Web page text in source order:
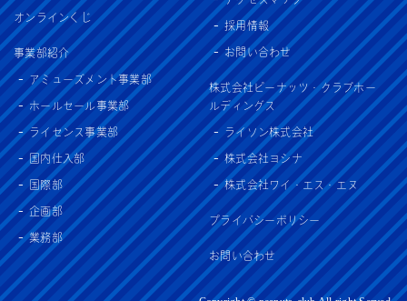
オンラインくじ
事業部紹介
アミューズメント事業部
ホールセール事業部
ライセンス事業部
国内仕入部
国際部
企画部
業務部
採用情報
お問い合わせ
株式会社ピーナッツ・クラブホー
ルディングス
ライソン株式会社
株式会社ヨシナ
株式会社ワイ・エス・エヌ
プライバシーポリシー
お問い合わせ